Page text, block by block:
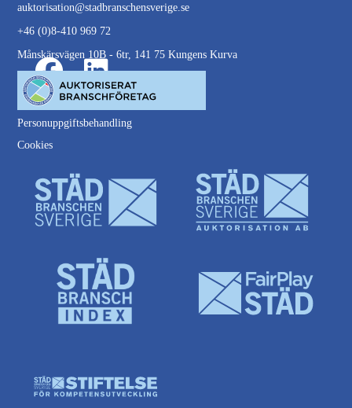
auktorisation@stadbranschensverige.se
+46 (0)8-410 969 72
Månskärsvägen 10B - 6tr, 141 75 Kungens Kurva
Personuppgiftsbehandling
Cookies